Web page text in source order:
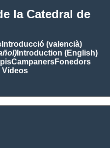
la Catedral de
Introducció (valencià)
Introduction (English)
CampanersFonedors
Vídeos